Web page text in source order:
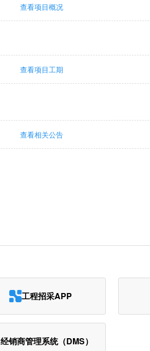
查看项目概况
查看项目工期
查看相关公告
工程招采APP
经销商管理系统（DMS）